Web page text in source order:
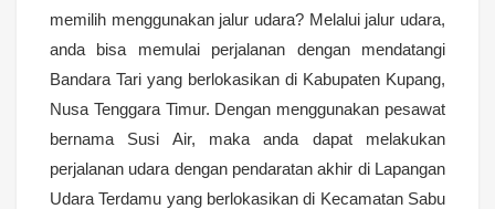
memilih menggunakan jalur udara? Melalui jalur udara,
anda bisa memulai perjalanan dengan mendatangi
Bandara Tari yang berlokasikan di Kabupaten Kupang,
Nusa Tenggara Timur. Dengan menggunakan pesawat
bernama Susi Air, maka anda dapat melakukan
perjalanan udara dengan pendaratan akhir di Lapangan
Udara Terdamu yang berlokasikan di Kecamatan Sabu